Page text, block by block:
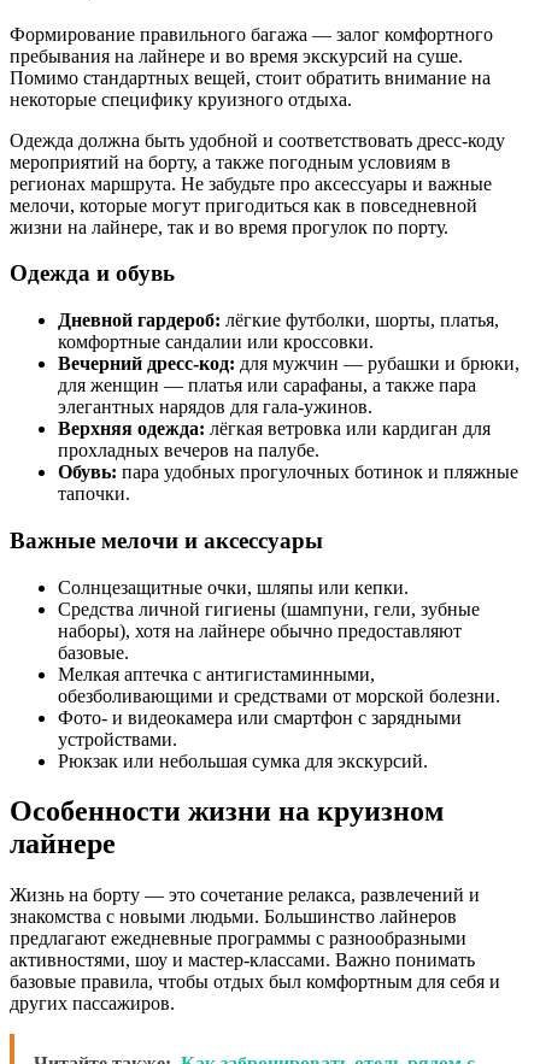
Формирование правильного багажа — залог комфортного
пребывания на лайнере и во время экскурсий на суше.
Помимо стандартных вещей, стоит обратить внимание на
некоторые специфику круизного отдыха.
Одежда должна быть удобной и соответствовать дресс-коду
мероприятий на борту, а также погодным условиям в
регионах маршрута. Не забудьте про аксессуары и важные
мелочи, которые могут пригодиться как в повседневной
жизни на лайнере, так и во время прогулок по порту.
Одежда и обувь
Дневной гардероб: лёгкие футболки, шорты, платья,
комфортные сандалии или кроссовки.
Вечерний дресс-код: для мужчин — рубашки и брюки,
для женщин — платья или сарафаны, а также пара
элегантных нарядов для гала-ужинов.
Верхняя одежда: лёгкая ветровка или кардиган для
прохладных вечеров на палубе.
Обувь: пара удобных прогулочных ботинок и пляжные
тапочки.
Важные мелочи и аксессуары
Солнцезащитные очки, шляпы или кепки.
Средства личной гигиены (шампуни, гели, зубные
наборы), хотя на лайнере обычно предоставляют
базовые.
Мелкая аптечка с антигистаминными,
обезболивающими и средствами от морской болезни.
Фото- и видеокамера или смартфон с зарядными
устройствами.
Рюкзак или небольшая сумка для экскурсий.
Особенности жизни на круизном
лайнере
Жизнь на борту — это сочетание релакса, развлечений и
знакомства с новыми людьми. Большинство лайнеров
предлагают ежедневные программы с разнообразными
активностями, шоу и мастер-классами. Важно понимать
базовые правила, чтобы отдых был комфортным для себя и
других пассажиров.